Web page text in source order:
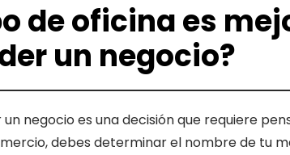
de oficina es
un negocio?
negocio es una decisión que requiere
debes determinar el nombre de tu